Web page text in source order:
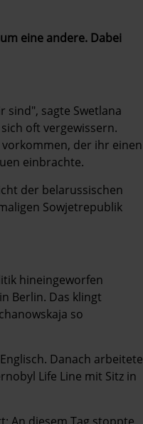
eine andere. Dabei
sind", sagte Swetlana
oft vergewissern.
der ihr einen
einbrachte.
der belarussischen
Sowjetrepublik
hineingeworfen
Berlin. Das klingt
so
Danach arbeitete
Life Line mit Sitz in